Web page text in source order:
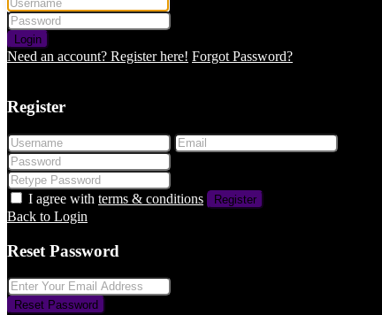
Login
Need an account? Register here! Forgot Password?
Register
I agree with terms & conditions Register
Back to Login
Reset Password
Reset Password